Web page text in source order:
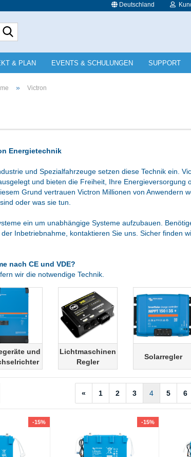
Deutschland
Lieferland
E-Mail
& PLAN EVENTS & SCHULUNGEN SUPPORT
» Victron
Energietechnik
und Spezialfahrzeuge setzen diese Technik ein.
und bieten die Freiheit, Ihre Energieversorgung
Grund vertrauen Victron Millionen von Anwendern
oder was sie tun.
ein um unabhängige Systeme aufzubauen.
Inbetriebnahme, kontaktieren Sie uns. Sicher finden
nach CE und VDE?
wir die notwendige Technik.
und
Lichtmaschinen
Regler
Solarregler
« 1 2 3 4 5 6
-15% -15%